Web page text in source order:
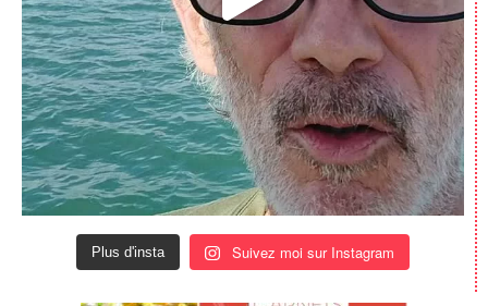
Plus d'insta Suivez moi sur Instagram